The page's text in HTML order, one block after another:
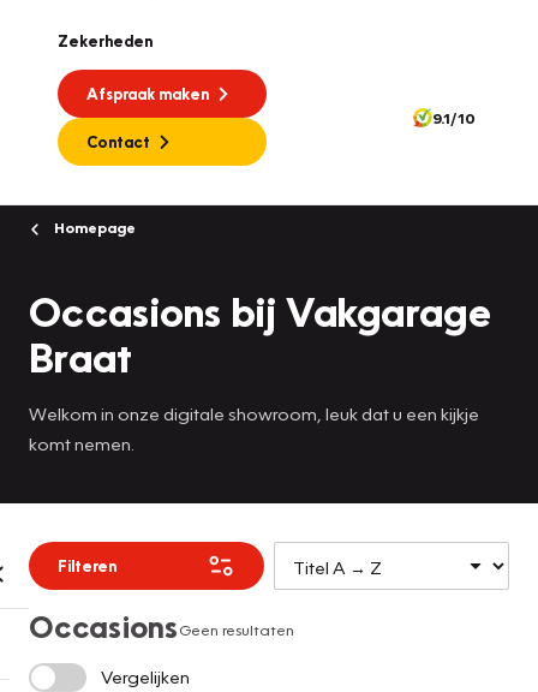
Zekerheden
Afspraak maken
Contact
9.1/10
Homepage
Occasions bij Vakgarage
Braat
Welkom in onze digitale showroom, leuk dat u een kijkje
komt nemen.
Filteren
OccasionsGeen resultaten
Vergelijken